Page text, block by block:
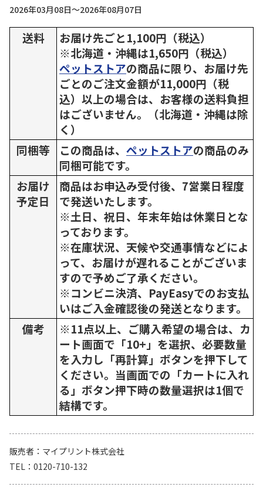
2026年03月08日～2026年08月07日
送料
お届け先ごと1,100円（税込）
※北海道・沖縄は1,650円（税込）
ペットストアの商品に限り、お届け先
ごとのご注文金額が11,000円（税
込）以上の場合は、お客様の送料負担
はございません。（北海道・沖縄は除
く）
同梱等
この商品は、 ペットストアの商品のみ
同梱可能です。
お届け
予定日
商品はお申込み受付後、7営業日程度
で発送いたします。
※土日、祝日、年末年始は休業日とな
っております。
※在庫状況、天候や交通事情などによ
って、お届けが遅れることがございま
すので予めご了承ください。
※コンビニ決済、PayEasyでのお支払
いはご入金確認後の発送となります。
備考
※11点以上、ご購入希望の場合は、カ
ート画面で「10+」を選択、必要数量
を入力し「再計算」ボタンを押下して
ください。当画面での「カートに入れ
る」ボタン押下時の数量選択は1個で
結構です。
販売者
マイプリント株式会社
TEL
0120-710-132